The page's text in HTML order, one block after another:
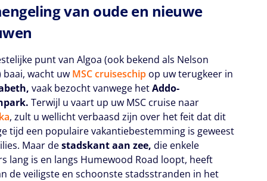
van oude en nieuwe
punt van Algoa (ook bekend als Nelson
baai, wacht uw MSC cruiseschip op uw terugkeer in
vaak bezocht vanwege hetAddo-
Terwijl u vaart up uw MSC cruise naar
, zult u wellicht verbaasd zijn over het feit dat dit
tijd een populaire vakantiebestemming is geweest
Maar destadskant aan zee, die enkele
lang is en langs Humewood Road loopt, heeft
de veiligste en schoonste stadsstranden in het